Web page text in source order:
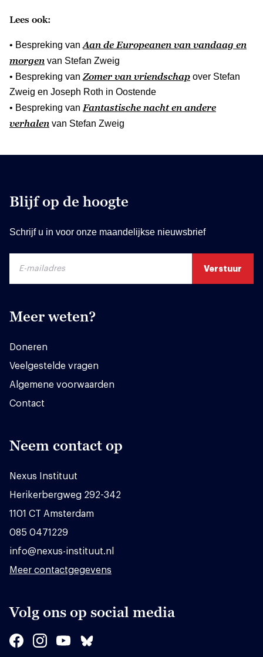
Lees ook:
• Bespreking van Aan de Europeanen van vandaag en
morgen van Stefan Zweig
• Bespreking van Zomer van vriendschap over Stefan
Zweig en Joseph Roth in Oostende
• Bespreking van Fantastische nacht en andere
verhalen van Stefan Zweig
Blijf op de hoogte
Schrijf u in voor onze maandelijkse nieuwsbrief
Meer weten?
Doneren
Veelgestelde vragen
Algemene voorwaarden
Contact
Neem contact op
Nexus Instituut
Herikerbergweg 292-342
1101 CT Amsterdam
085 0471229
info@nexus-instituut.nl
Meer contactgegevens
Volg ons op social media